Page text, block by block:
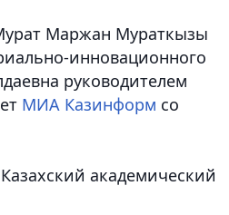
Маржан Мураткызы
инновационного
руководителем
МИА Казинформ со
академический